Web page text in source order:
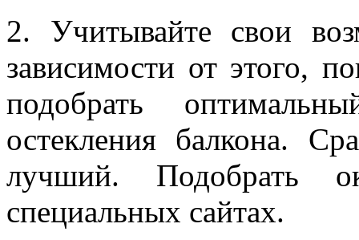
2. Учитывайте свои
зависимости от этого,
подобрать
остекления балкона.
лучший.
специальных сайтах.